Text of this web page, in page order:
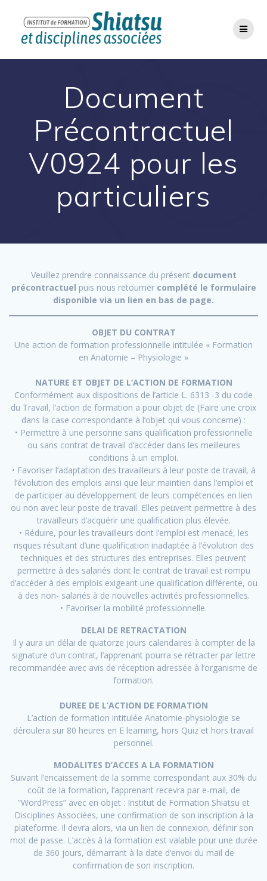
au
contenu
Document
Précontractuel
V0924 pour les
particuliers
Veuillez prendre connaissance du présent document
précontractuel puis nous retourner complété le formulaire
disponible via un lien en bas de page.
OBJET DU CONTRAT
Une action de formation professionnelle intitulée « Formation
en Anatomie – Physiologie »
NATURE ET OBJET DE L’ACTION DE FORMATION
Conformément aux dispositions de l’article L. 6313 -3 du code
du Travail, l’action de formation a pour objet de (Faire une croix
dans la case correspondante à l’objet qui vous concerne) :
• Permettre à une personne sans qualification professionnelle
ou sans contrat de travail d’accéder dans les meilleures
conditions à un emploi.
• Favoriser l’adaptation des travailleurs à leur poste de travail, à
l’évolution des emplois ainsi que leur maintien dans l’emploi et
de participer au développement de leurs compétences en lien
ou non avec leur poste de travail. Elles peuvent permettre à des
travailleurs d’acquérir une qualification plus élevée.
• Réduire, pour les travailleurs dont l’emploi est menacé, les
risques résultant d’une qualification inadaptée à l’évolution des
techniques et des structures des entreprises. Elles peuvent
permettre à des salariés dont le contrat de travail est rompu
d’accéder à des emplois exigeant une qualification différente, ou
à des non- salariés à de nouvelles activités professionnelles.
• Favoriser la mobilité professionnelle.
DELAI DE RETRACTATION
Il y aura un délai de quatorze jours calendaires à compter de la
signature d’un contrat, l’apprenant pourra se rétracter par lettre
recommandée avec avis de réception adressée à l’organisme de
formation.
DUREE DE L’ACTION DE FORMATION
L’action de formation intitulée Anatomie-physiologie se
déroulera sur 80 heures en E learning, hors Quiz et hors travail
personnel.
MODALITES D’ACCES A LA FORMATION
Suivant l’encaissement de la somme correspondant aux 30% du
coût de la formation, l’apprenant recevra par e-mail, de
“WordPress” avec en objet : Institut de Formation Shiatsu et
Disciplines Associées, une confirmation de son inscription à la
plateforme. Il devra alors, via un lien de connexion, définir son
mot de passe. L’accès à la formation est valable pour une durée
de 360 jours, démarrant à la date d’envoi du mail de
confirmation de son inscription.